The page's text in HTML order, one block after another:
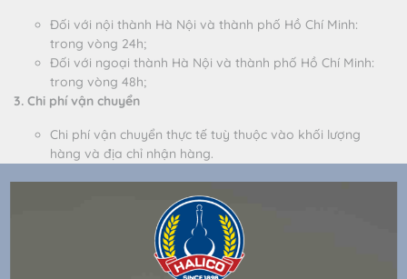
Đối với nội thành Hà Nội và thành phố Hồ Chí Minh:
trong vòng 24h;
Đối với ngoại thành Hà Nội và thành phố Hồ Chí Minh:
trong vòng 48h;
3. Chi phí vận chuyển
Chi phí vận chuyển thực tế tuỳ thuộc vào khối lượng
hàng và địa chỉ nhận hàng.